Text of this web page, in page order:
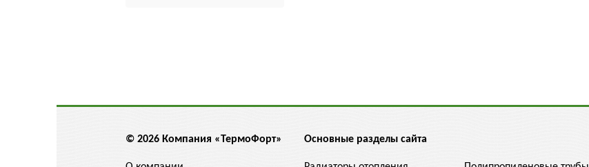
© 2026 Компания «ТермоФорт» Основные разделы сайта